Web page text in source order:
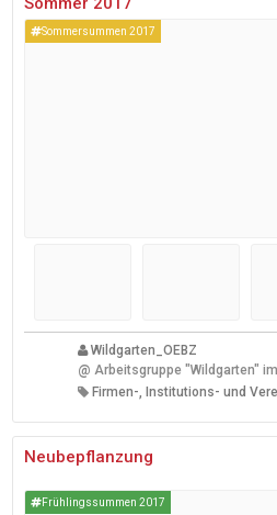
Sommersummen 2017
Wildgarten_OEBZ
@ Arbeitsgruppe "Wildgarten"
Firmen-, Institutions- und
Neubepflanzung
Frühlingssummen 2017